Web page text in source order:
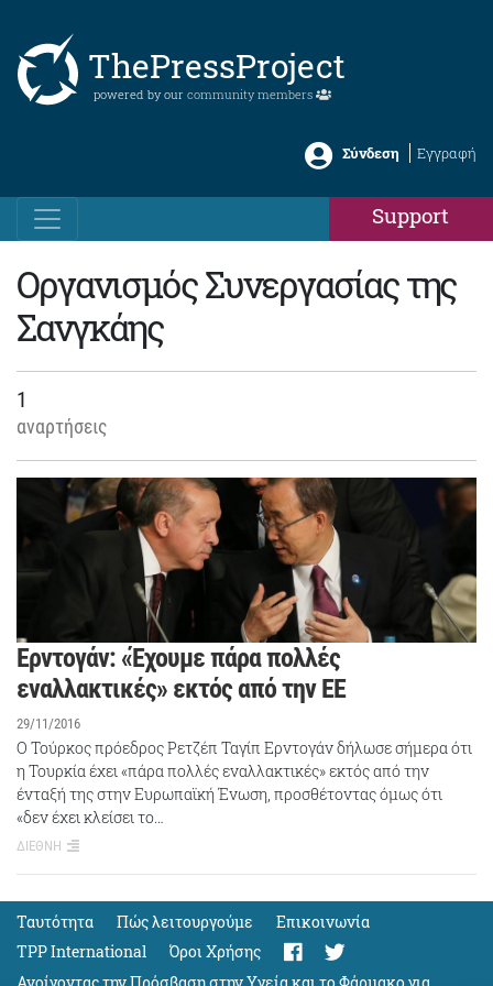
ThePressProject
powered by our community members
Σύνδεση Εγγραφή
Support
Οργανισμός Συνεργασίας της
Σανγκάης
1
αναρτήσεις
Ερντογάν: «Έχουμε πάρα πολλές
εναλλακτικές» εκτός από την ΕΕ
29/11/2016
Ο Τούρκος πρόεδρος Ρετζέπ Ταγίπ Ερντογάν δήλωσε σήμερα ότι
η Τουρκία έχει «πάρα πολλές εναλλακτικές» εκτός από την
ένταξή της στην Ευρωπαϊκή Ένωση, προσθέτοντας όμως ότι
«δεν έχει κλείσει το…
ΔΙΕΘΝΗ
Ταυτότητα Πώς λειτουργούμε
Eπικοινωνία
TPP International
Όροι Χρήσης